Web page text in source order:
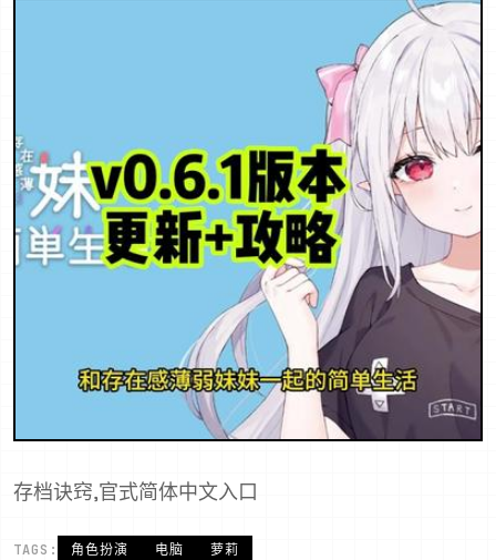
存档诀窍,官式简体中文入口
TAGS: 角色扮演 电脑 萝莉